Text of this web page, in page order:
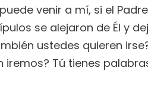
venir a mí, si el
se alejaron de Él y
ustedes quieren
iremos? Tú tienes